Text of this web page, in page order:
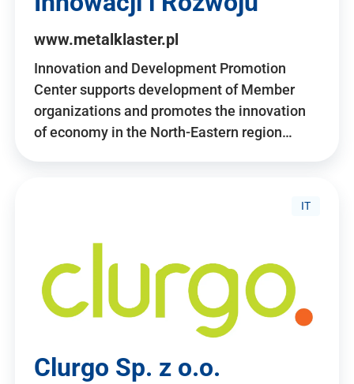
www.metalklaster.pl
Innovation and Development Promotion
Center supports development of Member
organizations and promotes the innovation
of economy in the North-Eastern region…
IT
Clurgo Sp. z o.o.